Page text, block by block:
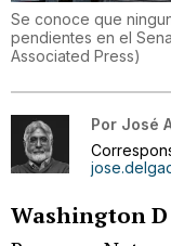
Se conoce que
pendientes en el
Associated Press)
Por José
Washington D